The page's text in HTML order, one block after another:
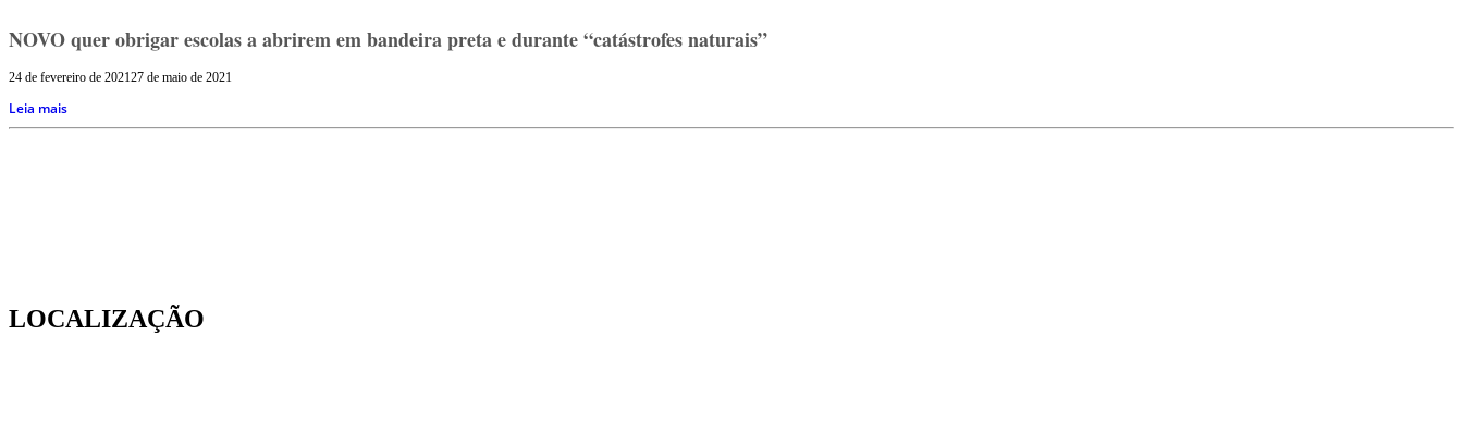
NOVO quer obrigar escolas a abrirem em bandeira preta e durante “catástrofes naturais”
24 de fevereiro de 202127 de maio de 2021
Leia mais
LOCALIZAÇÃO